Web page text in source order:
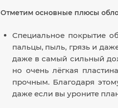
Отметим основные плюсы
Специальное покрытие
пальцы, пыль, грязь и
даже в самый сильный
но очень лёгкая
прочным. Благодаря
даже если вы уроните